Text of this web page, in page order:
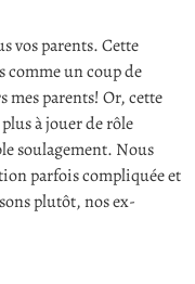
vos parents. Cette
comme un coup de
parents! Or, cette
à jouer de rôle
soulagement. Nous
parfois compliquée et
plutôt, nos ex-